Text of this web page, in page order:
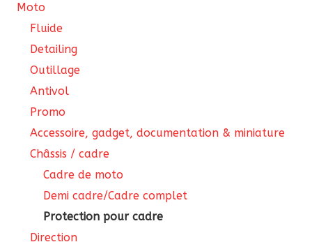
Moto
Fluide
Detailing
Outillage
Antivol
Promo
Accessoire, gadget, documentation & miniature
Châssis / cadre
Cadre de moto
Demi cadre/Cadre complet
Protection pour cadre
Direction